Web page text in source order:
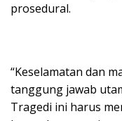
prosedural.
“Keselamatan dan
tanggung jawab
Tragedi ini harus